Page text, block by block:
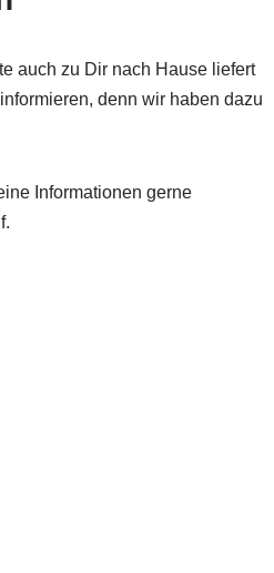
auch zu Dir nach Hause liefert
denn wir haben dazu
Informationen gerne